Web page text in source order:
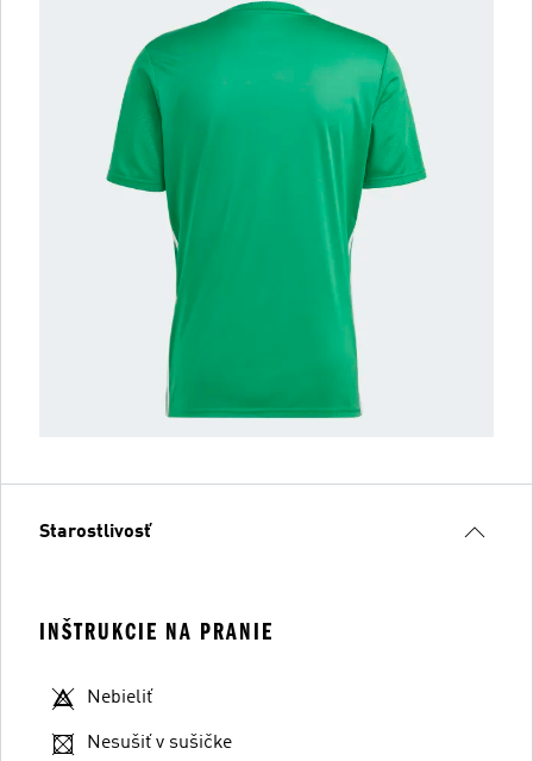
Starostlivosť
INŠTRUKCIE NA PRANIE
Nebieliť
Nesušiť v sušičke